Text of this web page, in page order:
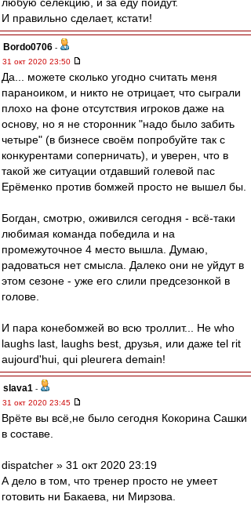
И правильно сделает, кстати!
Bordo0706 -
31 окт 2020 23:50
Да... можете сколько угодно считать меня
параноиком, и никто не отрицает, что сыграли
плохо на фоне отсутствия игроков даже на
основу, но я не сторонник "надо было забить
четыре" (в бизнесе своём попробуйте так с
конкурентами соперничать), и уверен, что в
такой же ситуации отдавший голевой пас
Ерёменко против бомжей просто не вышел бы.
Богдан, смотрю, оживился сегодня - всё-таки
любимая команда победила и на
промежуточное 4 место вышла. Думаю,
радоваться нет смысла. Далеко они не уйдут в
этом сезоне - уже его слили предсезонкой в
голове.
И пара конебомжей во всю троллит... He who
laughs last, laughs best, друзья, или даже tel rit
aujourd'hui, qui pleurera demain!
slava1 -
31 окт 2020 23:45
Врёте вы всё,не было сегодня Кокорина Сашки
в составе.
dispatcher » 31 окт 2020 23:19
А дело в том, что тренер просто не умеет
готовить ни Бакаева, ни Мирзова.